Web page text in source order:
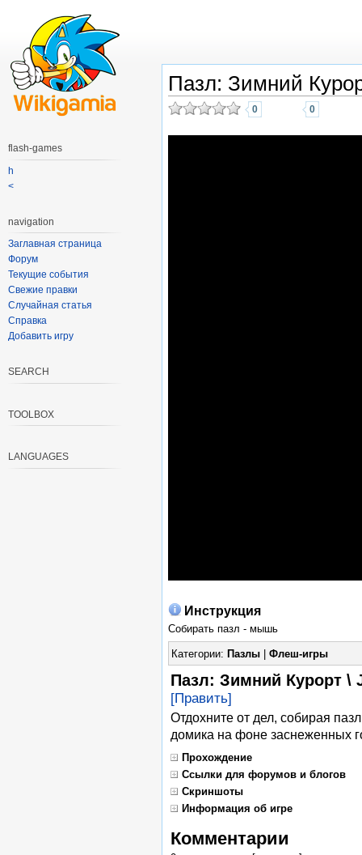
Пазл: Зимний
0 0
Инструкция
Собирать пазл - мышь
Категории: Пазлы| Флеш-игры
Пазл: Зимний Курорт \
[Править]
Отдохните от дел, собирая
домика на фоне заснеженных
Прохождение
Ссылки для форумов и блогов
Скриншоты
Информация об игре
Комментарии
flash-games
h
<
navigation
Заглавная страница
Форум
Текущие события
Свежие правки
Случайная статья
Справка
Добавить игру
SEARCH
TOOLBOX
LANGUAGES